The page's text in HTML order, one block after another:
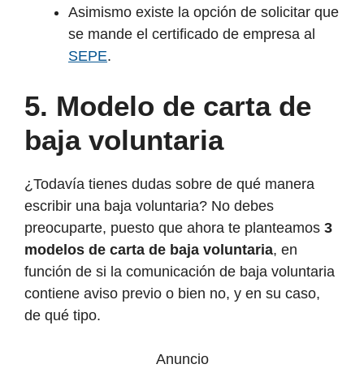
Asimismo existe la opción de solicitar que
se mande el certificado de empresa al
SEPE.
5. Modelo de carta de
baja voluntaria
¿Todavía tienes dudas sobre de qué manera
escribir una baja voluntaria? No debes
preocuparte, puesto que ahora te planteamos 3
modelos de carta de baja voluntaria, en
función de si la comunicación de baja voluntaria
contiene aviso previo o bien no, y en su caso,
de qué tipo.
Anuncio